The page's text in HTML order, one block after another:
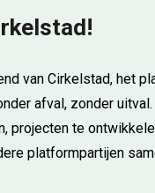
van Cirkelstad, het
afval, zonder
te
platformpartijen